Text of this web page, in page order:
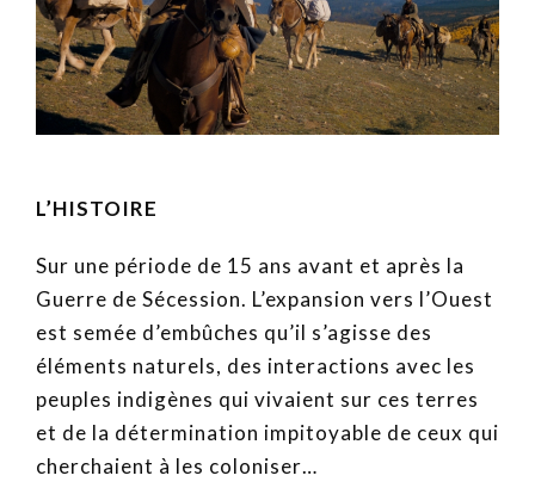
L’HISTOIRE
Sur une période de 15 ans avant et après la
Guerre de Sécession. L’expansion vers l’Ouest
est semée d’embûches qu’il s’agisse des
éléments naturels, des interactions avec les
peuples indigènes qui vivaient sur ces terres
et de la détermination impitoyable de ceux qui
cherchaient à les coloniser…